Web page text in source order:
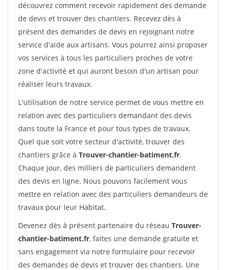
découvrez comment recevoir rapidement des demande
de devis et trouver des chantiers. Recevez dès à
présent des demandes de devis en rejoignant notre
service d'aide aux artisans. Vous pourrez ainsi proposer
vos services à tous les particuliers proches de votre
zone d'activité et qui auront besoin d'un artisan pour
réaliser leurs travaux.
L'utilisation de notre service permet de vous mettre en
relation avec des particuliers demandant des devis
dans toute la France et pour tous types de travaux.
Quel que soit votre secteur d'activité, trouver des
chantiers grâce à Trouver-chantier-batiment.fr.
Chaque jour, des milliers de particuliers demandent
des devis en ligne. Nous pouvons facilement vous
mettre en relation avec des particuliers demandeurs de
travaux pour leur Habitat.
Devenez dès à présent partenaire du réseau Trouver-
chantier-batiment.fr, faites une demande gratuite et
sans engagement via notre formulaire pour recevoir
des demandes de devis et trouver des chantiers. Une